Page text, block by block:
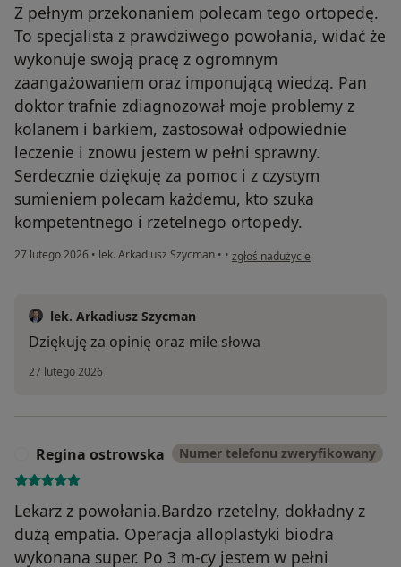
Z pełnym przekonaniem polecam tego ortopedę.
To specjalista z prawdziwego powołania, widać że
wykonuje swoją pracę z ogromnym
zaangażowaniem oraz imponującą wiedzą. Pan
doktor trafnie zdiagnozował moje problemy z
kolanem i barkiem, zastosował odpowiednie
leczenie i znowu jestem w pełni sprawny.
Serdecznie dziękuję za pomoc i z czystym
sumieniem polecam każdemu, kto szuka
kompetentnego i rzetelnego ortopedy.
27 lutego 2026 • lek. Arkadiusz Szycman • • w opinii użytkownika Sławek.K.
zgłoś nadużycie
lek. Arkadiusz Szycman
Dziękuję za opinię oraz miłe słowa
27 lutego 2026
Regina ostrowska Numer telefonu zweryfikowany
Lekarz z powołania.Bardzo rzetelny, dokładny z
dużą empatia. Operacja alloplastyki biodra
wykonana super. Po 3 m-cy jestem w pełni